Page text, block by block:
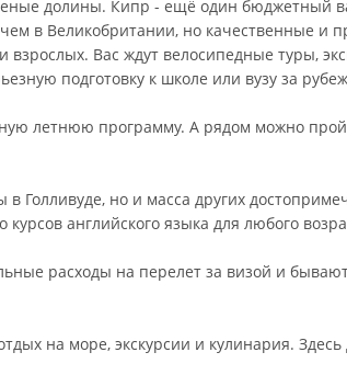
долины. Кипр - ещё один бюджетный
в Великобритании, но качественные и
взрослых. Вас ждут велосипедные туры,
подготовку к школе или вузу за
летнюю программу. А рядом можно
Голливуде, но и масса других
английского языка для любого
расходы на перелет за визой и
на море, экскурсии и кулинария. Здесь